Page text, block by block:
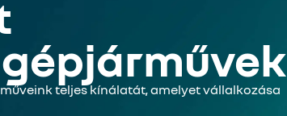
teljes kínálatát, amelyet vállalkozása